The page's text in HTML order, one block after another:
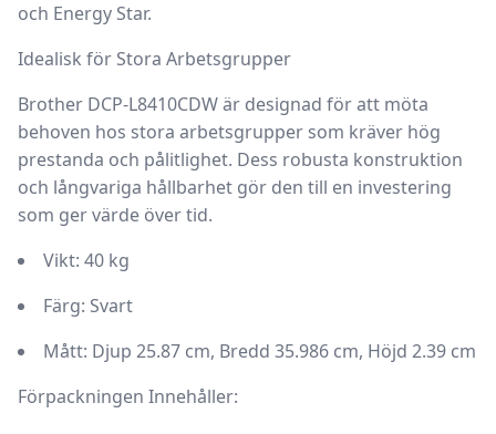
och Energy Star.
Idealisk för Stora Arbetsgrupper
Brother DCP-L8410CDWär designad för att möta
behoven hos stora arbetsgrupper som kräver hög
prestanda och pålitlighet. Dess robusta konstruktion
och långvariga hållbarhet gör den till en investering
som ger värde över tid.
Vikt: 40 kg
Färg: Svart
Mått: Djup 25.87 cm, Bredd 35.986 cm, Höjd 2.39 cm
Förpackningen Innehåller: